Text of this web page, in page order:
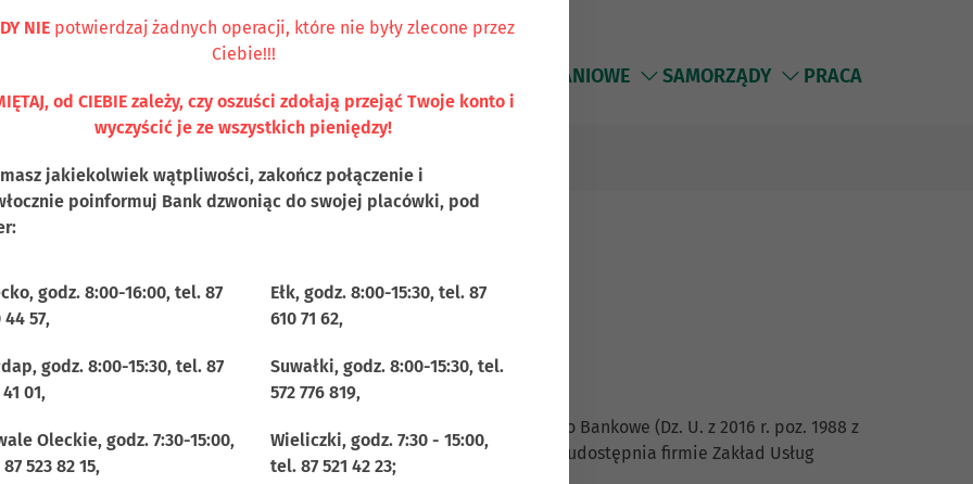
WSPÓLNOTY MIESZKANIOWE SAMORZĄDY PRACA
1 i 7 w związku z art. 111b ust.1 ustawy z dnia 29 sierpnia 1997 r. Prawo Bankowe (Dz. U. z 2016 r. poz. 1988 z
pomiędzy Bankiem i Zakład Usług Informatycznych NOVUM Sp. z o.o. udostępnia firmie Zakład Usług
do serwisu sprzętu i oprogramowania.
NIE potwierdzaj żadnych operacji, które nie były zlecone przez
Ciebie!!!
od CIEBIE zależy, czy oszuści zdołają przejąć Twoje konto i
wyczyścić je ze wszystkich pieniędzy!
jakiekolwiek wątpliwości, zakończ połączenie i
poinformuj Bank dzwoniąc do swojej placówki, pod
godz. 8:00-16:00, tel. 87
44 57,
godz. 8:00-15:30, tel. 87
01,
Oleckie, godz. 7:30-15:00,
523 82 15,
Ełk, godz. 8:00-15:30, tel. 87
610 71 62,
Suwałki, godz. 8:00-15:30, tel.
572 776 819,
Wieliczki, godz. 7:30 - 15:00,
tel. 87 521 42 23;